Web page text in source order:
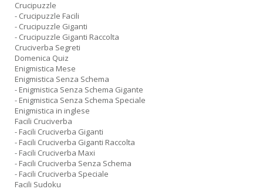
Crucipuzzle
- Crucipuzzle Facili
- Crucipuzzle Giganti
- Crucipuzzle Giganti Raccolta
Cruciverba Segreti
Domenica Quiz
Enigmistica Mese
Enigmistica Senza Schema
- Enigmistica Senza Schema Gigante
- Enigmistica Senza Schema Speciale
Enigmistica in inglese
Facili Cruciverba
- Facili Cruciverba Giganti
- Facili Cruciverba Giganti Raccolta
- Facili Cruciverba Maxi
- Facili Cruciverba Senza Schema
- Facili Cruciverba Speciale
Facili Sudoku